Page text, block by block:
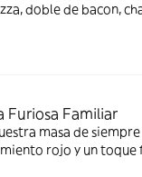
doble de bacon,
Furiosa Familiar
masa de
rojo y un toque